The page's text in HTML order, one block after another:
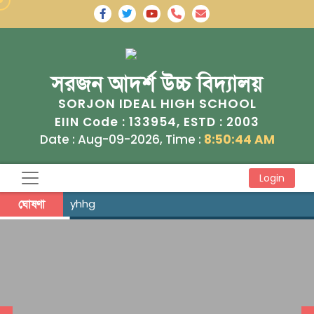
সরজন আদর্শ উচ্চ বিদ্যালয়
SORJON IDEAL HIGH SCHOOL
EIIN Code : 133954, ESTD : 2003
Date : Aug-09-2026, Time : 8:50:45 AM
Login
ঘোষণা yhhg